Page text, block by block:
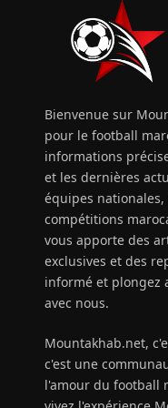
Bienvenue sur
pour le football
informations
et les dernières
équipes
compétitions
vous apporte des
exclusives et des
informé et plongez
avec nous.
Mountakhab.net,
c'est une
l'amour du football